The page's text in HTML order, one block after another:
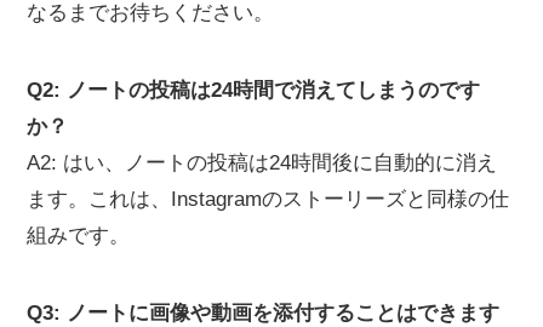
なるまでお待ちください。
Q2: ノートの投稿は24時間で消えてしまうのです
か？
A2: はい、ノートの投稿は24時間後に自動的に消え
ます。これは、Instagramのストーリーズと同様の仕
組みです。
Q3: ノートに画像や動画を添付することはできます